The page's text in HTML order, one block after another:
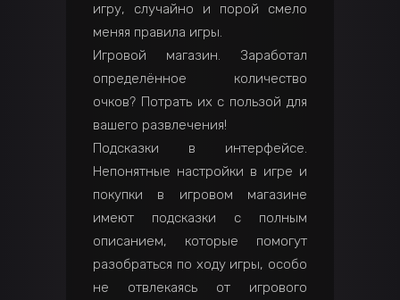
игру, случайно и порой смело
меняя правила игры.
Игровой магазин. Заработал
определённое количество
очков? Потрать их с пользой для
вашего развлечения!
Подсказки в интерфейсе.
Непонятные настройки в игре и
покупки в игровом магазине
имеют подсказки с полным
описанием, которые помогут
разобраться по ходу игры, особо
не отвлекаясь от игрового